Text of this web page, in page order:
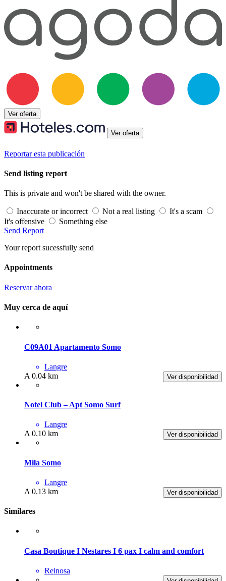
Ver oferta
Ver oferta
Reportar esta publicación
Send listing report
This is private and won't be shared with the owner.
Inaccurate or incorrect Not a real listing
It's a scam
It's offensive
Something else
Send Report
Your report sucessfully send
Appointments
Reservar ahora
Muy cerca de aquí
C09A01 Apartamento Somo
Langre
Ver disponibilidad
A 0.04 km
Notel Club – Apt Somo Surf
Langre
Ver disponibilidad
A 0.10 km
Mila Somo
Langre
Ver disponibilidad
A 0.13 km
Similares
Casa Boutique I Nestares I 6 pax I calm and comfort
Reinosa